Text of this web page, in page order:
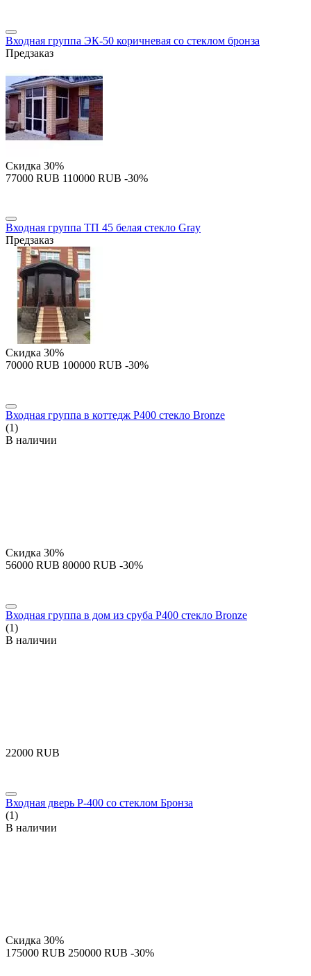
Входная группа ЭК-50 коричневая со стеклом бронза
Предзаказ
Скидка 30%
‍77000‍ RUB ‍110000‍ RUB -30%
Входная группа ТП 45 белая стекло Gray
Предзаказ
Скидка 30%
‍70000‍ RUB ‍100000‍ RUB -30%
Входная группа в коттедж P400 стекло Bronze
(1)
В наличии
Скидка 30%
‍56000‍ RUB ‍80000‍ RUB -30%
Входная группа в дом из сруба P400 стекло Bronze
(1)
В наличии
‍22000‍ RUB
Входная дверь P-400 со стеклом Бронза
(1)
В наличии
Скидка 30%
‍175000‍ RUB ‍250000‍ RUB -30%